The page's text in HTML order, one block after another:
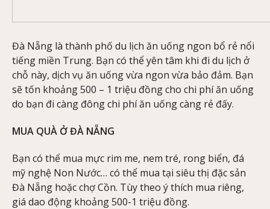
Đà Nẵng là thành phố du lịch ăn uống ngon bổ rẻ nổi
tiếng miền Trung. Bạn có thể yên tâm khi đi du lịch ở
chỗ này, dịch vụ ăn uống vừa ngon vừa bảo đảm. Bạn
sẽ tốn khoảng 500 – 1 triệu đồng cho chi phí ăn uống
do bạn đi càng đông chi phí ăn uống càng rẻ đấy.
MUA QUÀ Ở ĐÀ NẴNG
Bạn có thể mua mực rim me, nem tré, rong biển, đá
mỹ nghệ Non Nước… có thể mua tại siêu thị đặc sản
Đà Nẵng hoặc chợ Cồn. Tùy theo ý thích mua riêng,
giá dao động khoảng 500-1 triệu đồng.